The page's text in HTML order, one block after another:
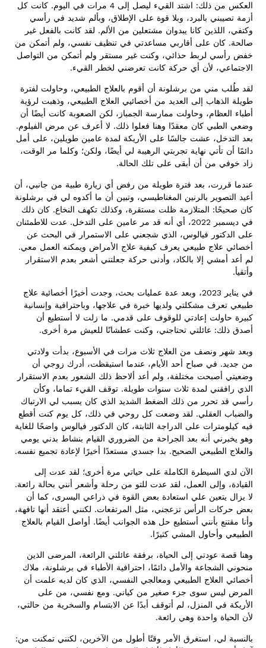
العكس من ذلك: اشتد القيء ليصل إلى 4 مرات في اليوم. كانت كل
أزمة تصيبني بالبرد، وبلا قوة على الإطلاق، وبألم شديد في رأسي
وكتفي، اللذين كانا يبدوان مشتعلين من الألم. لقد كانت بالفعل غير
صالحة. كان على أقاربي مساعدتي في تنظيف نفسي، ولم أتمكن من
خفض رأسي لربط حذائي، وكنت غير مستقر ولم أتمكن من التواصل
الاجتماعي، لأن أي حركة كانت تعرضني لخطر القيء.
لقد طُلب مني من برشلونة أن أقوم بالعلاج الطبيعي، وحاولت لفترة
طويلة الذهاب إلى العديد من أخصائيي العلاج الطبيعي، وذهبت لرؤية
أطباء العظام، وحاولت ممارسة الجمباز، لكن الصعوبة كانت أيضًا أن
وضعي الطبي كان معقدًا وهنا فعلوا ذلك. لا أعرف عن مرض الفيلوم.
بعد التدخل، عشت جالسًا على الأريكة لمدة عامين طويلين، على أمل
دائمًا أن تأتي نهاية تجربتي الرهيبة لي أيضًا، ولكن؛ وكلما مر الوقت،
زاد خوفي من أن أبقى على تلك الحالة.
عندما قررت، بعد فترة طويلة من رفض أي زيارة طبية من جانبي، أن
أعيد التصوير بالرنين المغناطيسي، وتبين أن ما أكدوه لي في برشلونة
كان صحيحًا: المتلازمة ظلت مستقرة، وكذلك تكهف النخاع. كان ذلك
في ديسمبر 2022، أي أنه قد مر عامين على التدخل. عدت للاطمئنان
على الدكتور فيالوس، الذي شجعني على الاستمرار في البحث عن
أخصائي علاج طبيعي يعرف كيفية علاج الأمراض ويمكنه العمل معي.
لم أعد أمشي إلا بالكاد، وأدنى حركة جعلتني أشعر بعدم الاستقرار
وأتقيأ.
في يناير 2023، وبعد عدة عمليات بحث، وجدت أخيرًا أخصائية علاج
طبيعي تعرف مشكلتي ولديها خبرة في علاجها، وباحترافية وإنسانية
كبيرة حاولت إعادتي للوقوف على قدمي. ما زلت لا أستطيع أن
أصدق ذلك: عائلتي تحتاجني، وكنت عطشانًا للعيش مرة أخرى.
وبعد شهر ونصف من العلاج ثلاث مرات في الأسبوع، بدأت ولادتي
من جديد. في صباح أحد الأيام، عندما استيقظت، أدرك زوجي أن
وضعيتي أصبحت مختلفة، ولم أعد ألاحظ ذلك الشعور بعدم الاستقرار
الذي رافقني لمدة ثلاث سنوات طويلة. توقف القيء تماما، وكأن
رأسي قد تحرر من ذلك الضغط الشديد الذي كان يسبب لي الارتباك
والضباب العقلي. لقد وضعت كل روحي في ذلك، كل يوم كنت أقطع
فيه كيلومترات على الدراجة الثابتة، كان الدكتور فيالوس واضحًا للغاية
وهو يخبرني أنه بعد الجراحة من الضروري القيام بنشاط بدني يومي
والعلاج الطبيعي الصحيح. بدا جسدي مستعدًا أخيرًا لإعادة تجميع نفسه.
الآن لدي السيطرة الكاملة على حياتي مرة أخرى؛ لقد عدت إلى
القيادة، وإلى العمل، لقد عدت للتو من رحلة وأشعر أنني بحالة رائعة.
لا يزال يتعين علي استعادة بعض القوة في ذراعي اليسرى، كما أن
بعض حركات الرأس تزعجني، مثل المرتفعات. لكنني أعتقد أنها تافهة،
وأنا مقتنع بأنني أستطيع حل هذه الجوانب أيضًا. أواصل القيام بالعلاج
الطبيعي وأحاول المشي كثيرًا.
وهنا قصة عودتي إلى الحياة، برفقة عائلتي الرائعة، المرضى الذين
منحوني الشجاعة والأمل دائمًا، احترافية الأطباء في برشلونة، ملاك
أخصائي العلاج الطبيعي ومعالجي النفسي، الذي كان لديه علمت أن
المرض ليس سوى جزء صغير من كياني. ومع نفسي، من على
الأريكة في المنزل، لم أتوقف أبدًا عن الابتسام والسخرية من حالتي،
لأن الحياة واحدة وهي رائعة.
بالنسبة لي، استغرق الأمر وقتًا أطول من الآخرين، لكنني تمكنت من: